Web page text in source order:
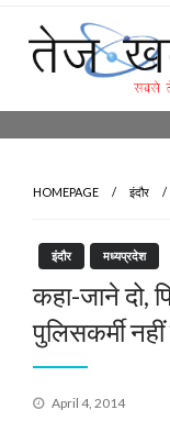
Skip
content
HOMEPAGE इंदौर
इंदौर मध्यप्रदेश
कहा-जाने दो,
पुलिसकर्मी
Posted
April 4, 2014